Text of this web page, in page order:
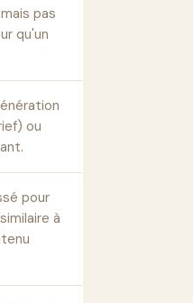
pas
qu'un
ou
pour
à